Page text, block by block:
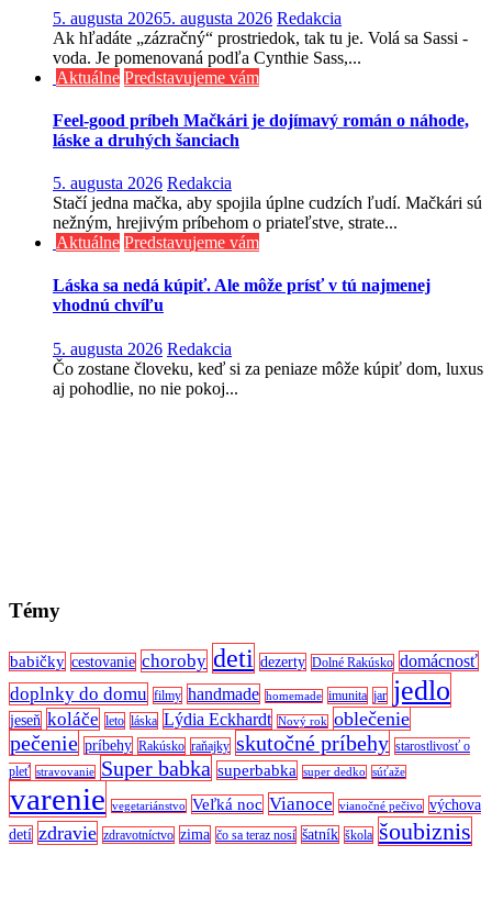
5. augusta 20265. augusta 2026 Redakcia
Ak hľadáte „zázračný“ prostriedok, tak tu je. Volá sa Sassi -
voda. Je pomenovaná podľa Cynthie Sass,...
Aktuálne Predstavujeme vám
Feel-good príbeh Mačkári je dojímavý román o náhode,
láske a druhých šanciach
5. augusta 2026 Redakcia
Stačí jedna mačka, aby spojila úplne cudzích ľudí. Mačkári sú
nežným, hrejivým príbehom o priateľstve, strate...
Aktuálne Predstavujeme vám
Láska sa nedá kúpiť. Ale môže prísť v tú najmenej
vhodnú chvíľu
5. augusta 2026 Redakcia
Čo zostane človeku, keď si za peniaze môže kúpiť dom, luxus
aj pohodlie, no nie pokoj...
Témy
babičky cestovanie choroby deti dezerty Dolné Rakúsko domácnosť
doplnky do domu filmy handmade homemade imunita jar jedlo
jeseň koláče leto láska Lýdia Eckhardt Nový rok oblečenie
pečenie príbehy Rakúsko raňajky skutočné príbehy starostlivosť o
pleť stravovanie Super babka superbabka super dedko súťaže
varenie vegetariánstvo Veľká noc Vianoce vianočné pečivo
výchova
detí zdravie zdravotníctvo zima čo sa teraz nosí šatník škola šoubiznis